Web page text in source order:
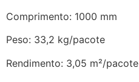
Comprimento: 1000 mm
Peso: 33,2 kg/pacote
Rendimento: 3,05 m²/pacote